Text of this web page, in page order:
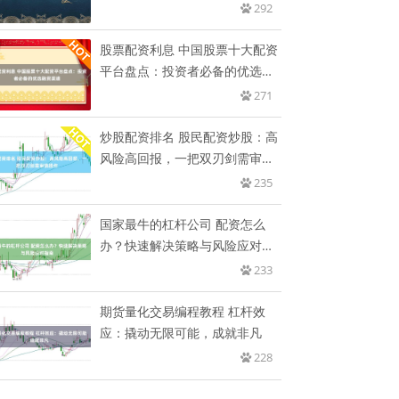
292
股票配资利息 中国股票十大配资
平台盘点：投资者必备的优选融
271
炒股配资排名 股民配资炒股：高
风险高回报，一把双刃剑需审慎
235
国家最牛的杠杆公司 配资怎么
办？快速解决策略与风险应对指
233
期货量化交易编程教程 杠杆效
应：撬动无限可能，成就非凡
228